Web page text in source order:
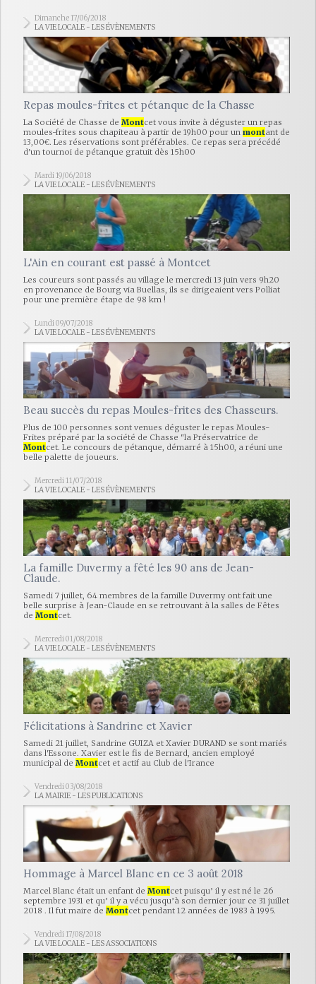
Dimanche 17/06/2018
LA VIE LOCALE - LES ÉVÈNEMENTS
Repas moules-frites et pétanque de la Chasse
La Société de Chasse de Montcet vous invite à déguster un repas
moules-frites sous chapiteau à partir de 19h00 pour un montant de
13,00€. Les réservations sont préférables. Ce repas sera précédé
d'un tournoi de pétanque gratuit dès 15h00
Mardi 19/06/2018
LA VIE LOCALE - LES ÉVÈNEMENTS
L'Ain en courant est passé à Montcet
Les coureurs sont passés au village le mercredi 13 juin vers 9h20
en provenance de Bourg via Buellas, ils se dirigeaient vers Polliat
pour une première étape de 98 km !
Lundi 09/07/2018
LA VIE LOCALE - LES ÉVÈNEMENTS
Beau succès du repas Moules-frites des Chasseurs.
Plus de 100 personnes sont venues déguster le repas Moules-
Frites préparé par la société de Chasse "la Préservatrice de
Montcet. Le concours de pétanque, démarré à 15h00, a réuni une
belle palette de joueurs.
Mercredi 11/07/2018
LA VIE LOCALE - LES ÉVÈNEMENTS
La famille Duvermy a fêté les 90 ans de Jean-
Claude.
Samedi 7 juillet, 64 membres de la famille Duvermy ont fait une
belle surprise à Jean-Claude en se retrouvant à la salles de Fêtes
de Montcet.
Mercredi 01/08/2018
LA VIE LOCALE - LES ÉVÈNEMENTS
Félicitations à Sandrine et Xavier
Samedi 21 juillet, Sandrine GUIZA et Xavier DURAND se sont mariés
dans l'Essone. Xavier est le fis de Bernard, ancien employé
municipal de Montcet et actif au Club de l'Irance
Vendredi 03/08/2018
LA MAIRIE - LES PUBLICATIONS
Hommage à Marcel Blanc en ce 3 août 2018
Marcel Blanc était un enfant de Montcet puisqu’ il y est né le 26
septembre 1931 et qu’ il y a vécu jusqu’à son dernier jour ce 31 juillet
2018 . Il fut maire de Montcet pendant 12 années de 1983 à 1995.
Vendredi 17/08/2018
LA VIE LOCALE - LES ASSOCIATIONS